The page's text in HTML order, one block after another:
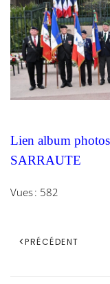
Lien album
SARRAUTE
Vues : 582
PRÉCÉDENT